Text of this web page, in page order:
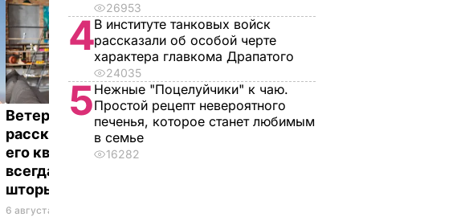
Ветеран Роменский
рассказал, почему в
его квартире теперь
всегда закрыты
шторы
6 августа, 14.25
Своевременно
срезайте цветы
26953
4В институте танковых войск
рассказали об особой черте
характера главкома Драпатого
24035
5Нежные "Поцелуйчики" к чаю.
Простой рецепт невероятного
печенья, которое станет любимым
в семье
16282